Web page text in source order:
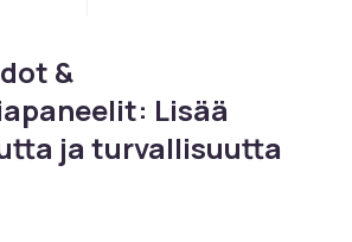
&
Lisää
ja turvallisuutta